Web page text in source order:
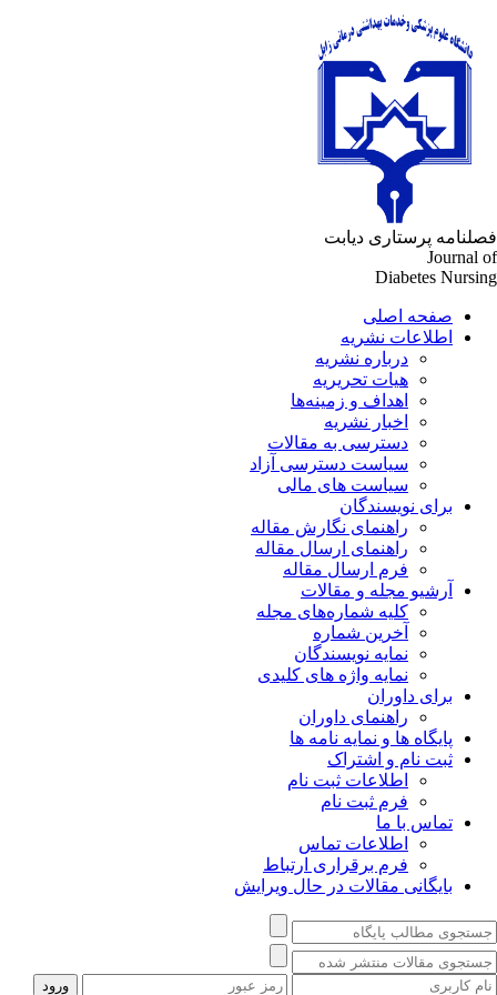
پرستاری دیابت
Journal
Diabetes
صفحه اصلی
اطلاعات نشریه
درباره نشریه
هیات تحریریه
اهداف و زمینه‌ها
اخبار نشریه
دسترسی به مقالات
سیاست دسترسی آزاد
سیاست های مالی
برای نویسندگان
راهنمای نگارش مقاله
راهنمای ارسال مقاله
فرم ارسال مقاله
آرشیو مجله و مقالات
کلیه شماره‌های مجله
آخرین شماره
نمایه نویسندگان
نمایه واژه های کلیدی
برای داوران
راهنمای داوران
پایگاه ها و نمایه نامه ها
ثبت نام و اشتراک
اطلاعات ثبت نام
فرم ثبت نام
تماس با ما
اطلاعات تماس
فرم برقراری ارتباط
بایگانی مقالات در حال ویرایش